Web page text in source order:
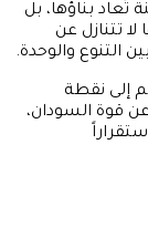
بناؤها، بل
تتنازل عن
التنوع والوحدة.
إلى نقطة
قوة السودان،